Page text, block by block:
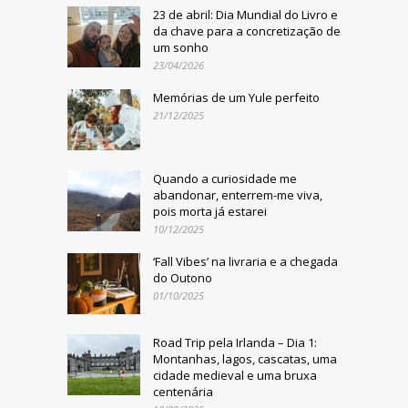
23 de abril: Dia Mundial do Livro e
da chave para a concretização de
um sonho
23/04/2026
Memórias de um Yule perfeito
21/12/2025
Quando a curiosidade me
abandonar, enterrem-me viva,
pois morta já estarei
10/12/2025
‘Fall Vibes’ na livraria e a chegada
do Outono
01/10/2025
Road Trip pela Irlanda – Dia 1:
Montanhas, lagos, cascatas, uma
cidade medieval e uma bruxa
centenária